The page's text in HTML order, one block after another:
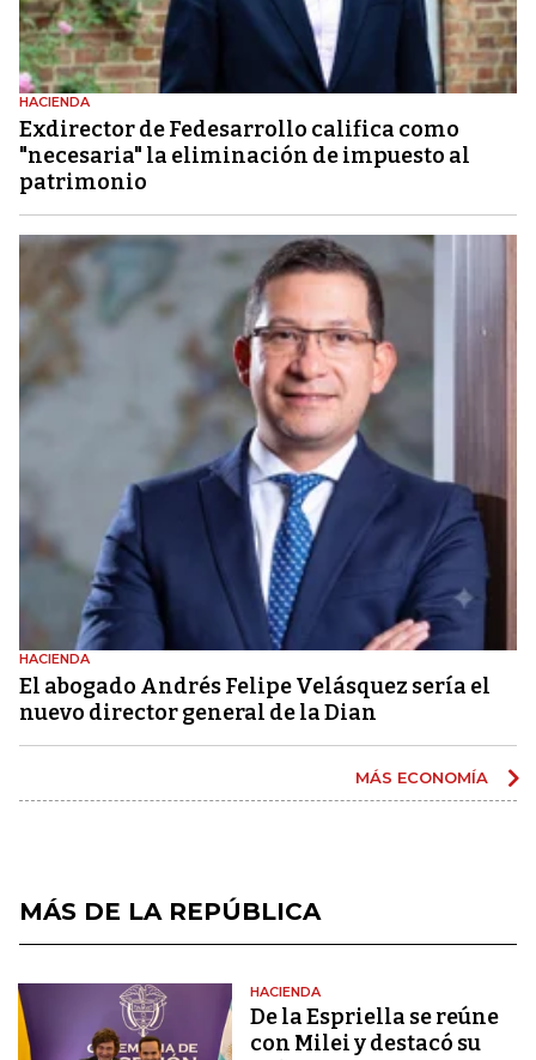
HACIENDA
Exdirector de Fedesarrollo califica como
"necesaria" la eliminación de impuesto al
patrimonio
HACIENDA
El abogado Andrés Felipe Velásquez sería el
nuevo director general de la Dian
MÁS ECONOMÍA
MÁS DE LA REPÚBLICA
HACIENDA
De la Espriella se reúne
con Milei y destacó su